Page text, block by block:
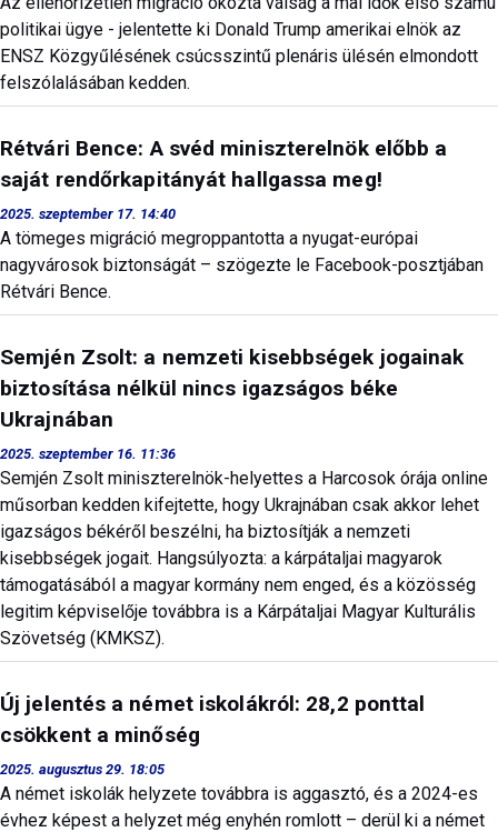
politikai ügye - jelentette ki Donald Trump amerikai elnök az
ENSZ Közgyűlésének csúcsszintű plenáris ülésén elmondott
felszólalásában kedden.
Rétvári Bence: A svéd miniszterelnök előbb a
saját rendőrkapitányát hallgassa meg!
2025. szeptember 17. 14:40
A tömeges migráció megroppantotta a nyugat-európai
nagyvárosok biztonságát – szögezte le Facebook-posztjában
Rétvári Bence.
Semjén Zsolt: a nemzeti kisebbségek jogainak
biztosítása nélkül nincs igazságos béke
Ukrajnában
2025. szeptember 16. 11:36
Semjén Zsolt miniszterelnök-helyettes a Harcosok órája online
műsorban kedden kifejtette, hogy Ukrajnában csak akkor lehet
igazságos békéről beszélni, ha biztosítják a nemzeti
kisebbségek jogait. Hangsúlyozta: a kárpátaljai magyarok
támogatásából a magyar kormány nem enged, és a közösség
legitim képviselője továbbra is a Kárpátaljai Magyar Kulturális
Szövetség (KMKSZ).
Új jelentés a német iskolákról: 28,2 ponttal
csökkent a minőség
2025. augusztus 29. 18:05
A német iskolák helyzete továbbra is aggasztó, és a 2024-es
évhez képest a helyzet még enyhén romlott – derül ki a német